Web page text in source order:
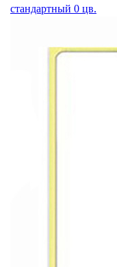
стандартный 0 цв.